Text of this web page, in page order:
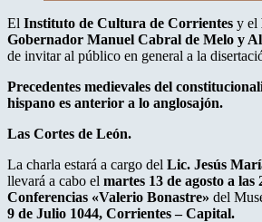
El Instituto de Cultura de Corrientes y el
Gobernador Manuel Cabral de Melo y
de invitar al público en general a la
Precedentes medievales del
hispano es anterior a lo anglosajón.
Las Cortes de León.
La charla estará a cargo del Lic. Jesús
llevará a cabo el martes 13 de agosto a las
Conferencias «Valerio Bonastre» del
9 de Julio 1044, Corrientes – Capital.